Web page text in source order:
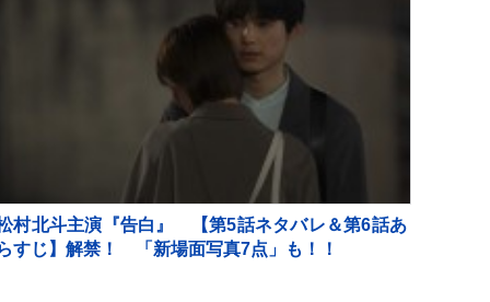
村北斗主演『告白』 【第5話ネタバレ＆第6話あ
すじ】解禁！ 「新場面写真7点」も！！